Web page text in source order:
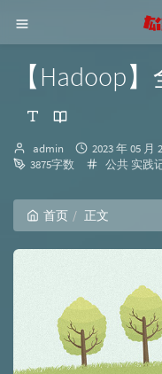
【Hadoop
博
主：
admin
发
布
2023 年 05 月
3875字数
分
公共实践
首页 正文